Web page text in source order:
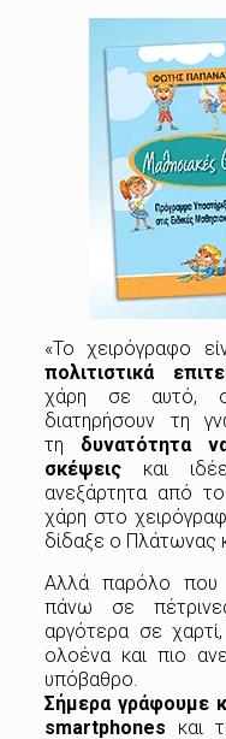
«Το χειρόγραφο
πολιτιστικά
χάρη σε αυτό,
διατηρήσουν τη
τη δυνατότητα
σκέψειςκαι
ανεξάρτητα από
χάρη στο
δίδαξε ο Πλάτωνας
Αλλά παρόλο που
πάνω σε
αργότερα σε
ολοένα και πιο
υπόβαθρο.
Σήμερα γράφουμε
smartphones και